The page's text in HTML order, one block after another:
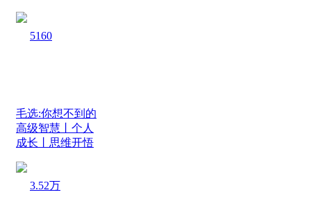
5160
毛选:你想不到的
高级智慧丨个人
成长丨思维开悟
3.52万